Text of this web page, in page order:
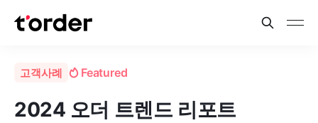
고객사례 Featured
2024 오더 트렌드 리포트